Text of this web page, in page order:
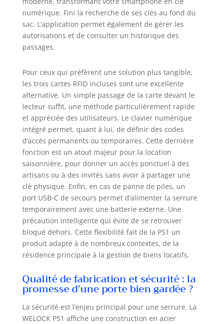
poignée supplémentaire de 20 mm
à l'arrière Alarme de batterie
faible:La serrure de porte WELOCK
ou l'APP vous rappelle de changer
batterie du serrure connectée
welock est inférieur à 20 %, ou
vous pouvez vérifier le niveau de la
batterie dans l'app welock afin que
vous puissiez remplacer la
batterie.Il est alimenté par 3 piles
AAA. (piles n'est pas incluse)
Contenu de la livraison: lot de 1
welock p51 serrure électronique, 3
cartes RFID, 1 rallonge de 20mm, 1
guide de démarrage rapide (5
langues).Garantie 2 ans Si vous
rencontrez des problèmes lors de
l'installation et de la configuration
de la welock serrure à code, notre
service client est toujours là pour
vous
numérique. Fini la recherche de ses clés au fond du
sac. L’application permet également de gérer les
autorisations et de consulter un historique des
passages.
Pour ceux qui préfèrent une solution plus tangible,
les trois cartes RFID incluses sont une excellente
alternative. Un simple passage de la carte devant le
lecteur suffit, une méthode particulièrement rapide
et appréciée des utilisateurs. Le clavier numérique
intégré permet, quant à lui, de définir des codes
d’accès permanents ou temporaires. Cette dernière
fonction est un atout majeur pour la location
saisonnière, pour donner un accès ponctuel à des
artisans ou à des invités sans avoir à partager une
clé physique. Enfin, en cas de panne de piles, un
port USB-C de secours permet d’alimenter la serrure
temporairement avec une batterie externe. Une
précaution intelligente qui évite de se retrouver
bloqué dehors. Cette flexibilité fait de la P51 un
produit adapté à de nombreux contextes, de la
résidence principale à la gestion de biens locatifs.
Qualité de fabrication et sécurité : la
promesse d’une porte bien gardée ?
La sécurité est l’enjeu principal pour une serrure. La
WELOCK P51 affiche une construction en acier